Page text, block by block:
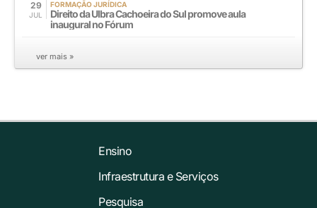
29
JUL
FORMAÇÃO JURÍDICA
Direito da Ulbra Cachoeira do Sul promove aula
inaugural no Fórum
ver mais »
Ensino
Infraestrutura e Serviços
Pesquisa